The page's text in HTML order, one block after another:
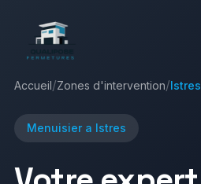
Accueil
Accueil/Zones d'intervention/Istres
Menuisier a Istres